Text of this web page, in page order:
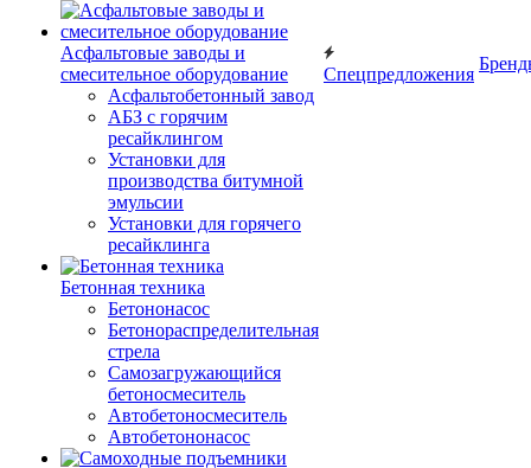
Асфальтовые заводы и
смесительное оборудование
Асфальтобетонный завод
АБЗ с горячим
ресайклингом
Установки для
производства битумной
эмульсии
Установки для горячего
ресайклинга
Бетонная техника
Бетононасос
Бетонораспределительная
стрела
Самозагружающийся
бетоносмеситель
Автобетоносмеситель
Автобетононасос
Спецпредложения